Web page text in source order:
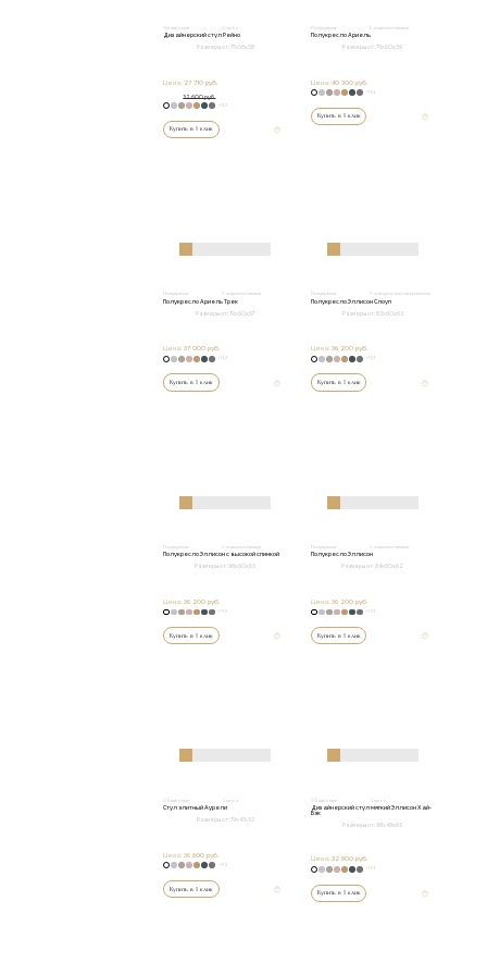
Обеденные Стулья
Дизайнерский стул Рейно
Размеры от: 77х58х58
Цена: 27 710 руб.
32 600 руб.
+152
Купить в 1 клик
Полукресла С подлокотниками
Полукресло Ариель
Размеры от:79x60x59
Цена:40 300 руб.
+152
Купить в 1 клик
Полукресла С подлокотниками
Полукресло Ариель Трек
Размеры от: 79x60x57
Цена: 37 000 руб.
+152
Купить в 1 клик
Полукресла С поворотным механизмом
Полукресло Эллисон Слоуп
Размеры от: 83x60x63
Цена:36 200 руб.
+152
Купить в 1 клик
Полукресла С подлокотниками
Полукресло Эллисон с высокой спинкой
Размеры от: 98x60x65
Цена: 36 200 руб.
+152
Купить в 1 клик
Полукресла С подлокотниками
Полукресло Эллисон
Размеры от: 84x60x62
Цена:36 200 руб.
+152
Купить в 1 клик
Обеденные Стулья
Стул элитный Аурели
Размеры от: 79x47x53
Цена: 36 800 руб.
+152
Купить в 1 клик
Обеденные Стулья
Дизайнерский стул мягкий Эллисон Хай-
Бэк
Размеры от: 98x48x65
Цена:32 900 руб.
+152
Купить в 1 клик